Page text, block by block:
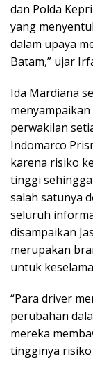
dan Polda
yang
dalam upaya
Batam,” ujar
Ida Mardiana
perwakilan
Indomarco
karena risiko
tinggi
salah satunya
seluruh
disampaikan
merupakan
untuk
“Para driver
perubahan
mereka
tingginya risiko